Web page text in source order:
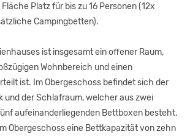
Fläche Platz für bis zu 16 Personen (12x
Campingbetten).
ist insgesamt ein offener Raum,
Wohnbereich und einen
ist. Im Obergeschoss befindet sich der
und der Schlafraum, welcher aus zwei
aufeinanderliegenden Bettboxen besteht.
Obergeschoss eine Bettkapazität von zehn